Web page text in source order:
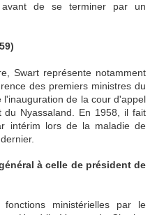
de se terminer par un
Swart représente notamment
des premiers ministres du
de la cour d'appel
Nyassaland. En 1958, il fait
intérim lors de la maladie de
à celle de président de
ministérielles par le